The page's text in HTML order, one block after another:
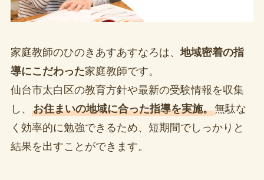
家庭教師のひのきあすあすなろは、地域密着の指
導にこだわった家庭教師です。
仙台市太白区の教育方針や最新の受験情報を収集
し、 お住まいの地域に合った指導を実施。無駄な
く効率的に勉強できるため、短期間でしっかりと
結果を出すことができます。